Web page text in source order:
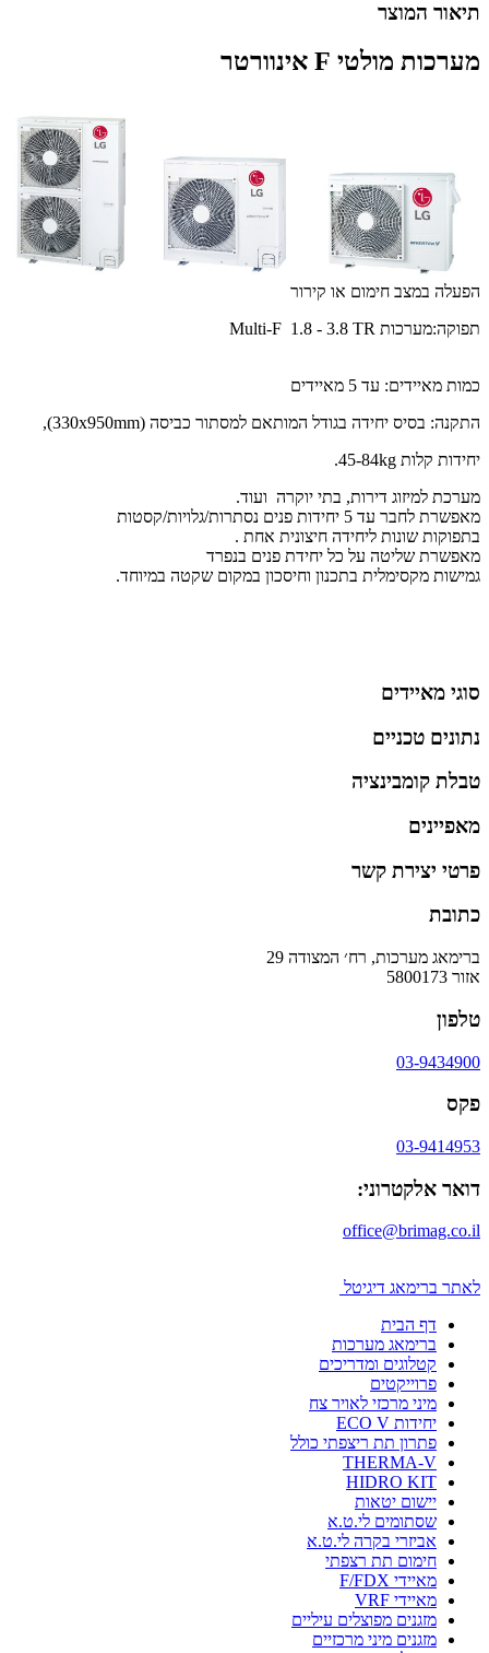
תיאור המוצר
מערכות מולטי F אינוורטר
הפעלה במצב חימום או קירור
תפוקה:מערכות Multi-F 1.8 - 3.8 TR
כמות מאיידים: עד 5 מאיידים
התקנה: בסיס יחידה בגודל המותאם למסתור כביסה (330x950mm),
יחידות קלות 45-84kg.
מערכת למיזוג דירות, בתי יוקרה ועוד.
מאפשרת לחבר עד 5 יחידות פנים נסתרות/גלויות/קסטות
בתפוקות שונות ליחידה חיצונית אחת .
מאפשרת שליטה על כל יחידת פנים בנפרד
גמישות מקסימלית בתכנון וחיסכון במקום שקטה במיוחד.
סוגי מאיידים
נתונים טכניים
טבלת קומבינציה
מאפיינים
פרטי יצירת קשר
כתובת
ברימאג מערכות, רח׳ המצודה 29
אזור 5800173
טלפון
03-9434900
פקס
03-9414953
דואר אלקטרוני:
office@brimag.co.il
לאתר ברימאג דיגיטל
דף הבית
ברימאג מערכות
קטלוגים ומדריכים
פרוייקטים
מיני מרכזי לאויר צח
יחידות ECO V
פתרון תת ריצפתי כולל
THERMA-V
HIDRO KIT
יישום יטאות
שסתומים לי.ט.א
אביזרי בקרה לי.ט.א
חימום תת רצפתי
מאיידי F/FDX
מאיידי VRF
מזגנים מפוצלים עיליים
מזגנים מיני מרכזיים